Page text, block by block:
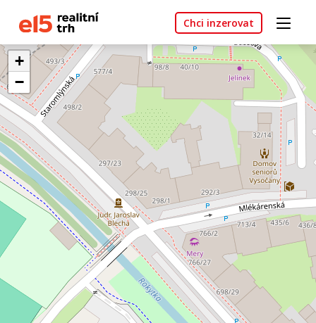
Chci inzerovat
+
−